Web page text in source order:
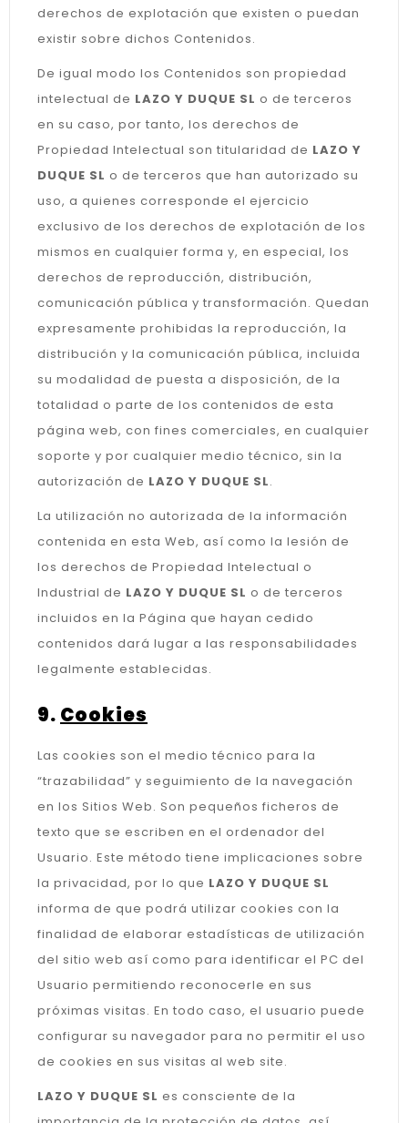
derechos de explotación que existen o puedan
existir sobre dichos Contenidos.
De igual modo los Contenidos son propiedad
intelectual de LAZO Y DUQUE SL o de terceros
en su caso, por tanto, los derechos de
Propiedad Intelectual son titularidad de LAZO Y
DUQUE SL o de terceros que han autorizado su
uso, a quienes corresponde el ejercicio
exclusivo de los derechos de explotación de los
mismos en cualquier forma y, en especial, los
derechos de reproducción, distribución,
comunicación pública y transformación. Quedan
expresamente prohibidas la reproducción, la
distribución y la comunicación pública, incluida
su modalidad de puesta a disposición, de la
totalidad o parte de los contenidos de esta
página web, con fines comerciales, en cualquier
soporte y por cualquier medio técnico, sin la
autorización de LAZO Y DUQUE SL.
La utilización no autorizada de la información
contenida en esta Web, así como la lesión de
los derechos de Propiedad Intelectual o
Industrial de LAZO Y DUQUE SL o de terceros
incluidos en la Página que hayan cedido
contenidos dará lugar a las responsabilidades
legalmente establecidas.
9. Cookies
Las cookies son el medio técnico para la
“trazabilidad” y seguimiento de la navegación
en los Sitios Web. Son pequeños ficheros de
texto que se escriben en el ordenador del
Usuario. Este método tiene implicaciones sobre
la privacidad, por lo que LAZO Y DUQUE SL
informa de que podrá utilizar cookies con la
finalidad de elaborar estadísticas de utilización
del sitio web así como para identificar el PC del
Usuario permitiendo reconocerle en sus
próximas visitas. En todo caso, el usuario puede
configurar su navegador para no permitir el uso
de cookies en sus visitas al web site.
LAZO Y DUQUE SL es consciente de la